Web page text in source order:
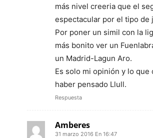
más nivel creeria que el
espectacular por el tipo de
Por poner un simil con la
más bonito ver un
un Madrid-Lagun Aro.
Es solo mi opinión y lo que
haber pensado Llull.
Respuesta
Amberes
31 marzo 2016 En 16:47